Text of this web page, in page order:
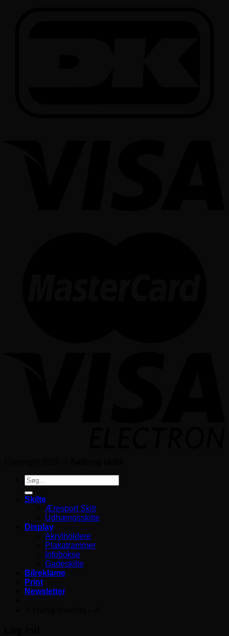
Søg
efter:
Skilte
Æresport Skilt
Udhængsskilte
Display
Akrylholdere
Plakatrammer
Infobokse
Gadeskilte
Bilreklame
Print
Newsletter